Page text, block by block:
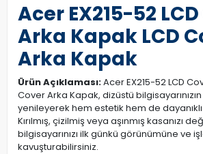
Acer EX215-52
Arka Kapak LCD
Arka Kapak
Ürün Açıklaması:Acer EX215-52 LCD
Cover Arka Kapak, dizüstü
yenileyerek hem estetik hem de
Kırılmış, çizilmiş veya aşınmış kasanızı
bilgisayarınızı ilk günkü görünümüne ve
kavuşturabilirsiniz.